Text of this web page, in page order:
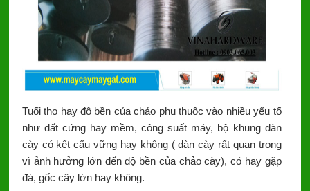
Tuổi thọ hay độ bền của chảo phụ thuộc vào nhiều yếu tố
như đất cứng hay mềm, công suất máy, bộ khung dàn
cày có kết cấu vững hay không ( dàn cày rất quan trọng
vì ảnh hưởng lớn đến độ bền của chảo cày), có hay gặp
đá, gốc cây lớn hay không.